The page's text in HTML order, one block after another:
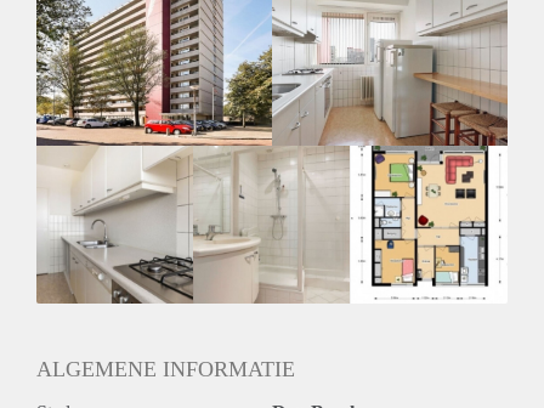
Huurtoeslag grens: Nee
Geschikt voor studenten: Afhankelijk van de Eigenaar
ALGEMENE INFORMATIE